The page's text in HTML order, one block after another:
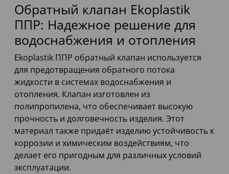
Обратный клапан Ekoplastik
ППР: Надежное решение для
водоснабжения и отопления
Ekoplastik ППР обратный клапан используется
для предотвращения обратного потока
жидкости в системах водоснабжения и
отопления. Клапан изготовлен из
полипропилена, что обеспечивает высокую
прочность и долговечность изделия. Этот
материал также придаёт изделию устойчивость к
коррозии и химическим воздействиям, что
делает его пригодным для различных условий
эксплуатации.